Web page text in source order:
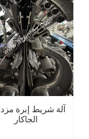
آلة شريط إبرة
الجاكار